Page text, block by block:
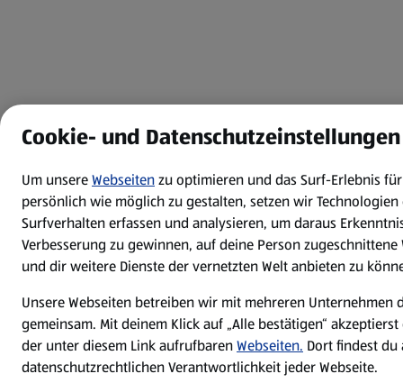
Cookie- und Datenschutzeinstellungen
Um unsereWebseitenzu optimieren und das Surf-Erlebnis
persönlich wie möglich zu gestalten, setzen wir
Surfverhalten erfassen und analysieren, um daraus
Verbesserung zu gewinnen, auf deine Person
und dir weitere Dienste der vernetzten Welt anbieten zu
Unsere Webseiten betreiben wir mit mehreren Unternehmen
gemeinsam. Mit deinem Klick auf „Alle bestätigen“
der unter diesem Link aufrufbarenWebseiten. Dort findest
datenschutzrechtlichen Verantwortlichkeit jeder Webseite.